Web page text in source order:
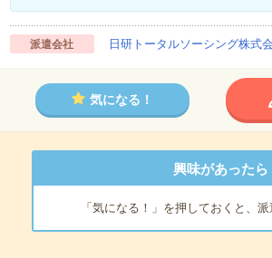
派遣会社 日研トータルソーシング株
気になる！
興味があった
「気になる！」を押しておくと、